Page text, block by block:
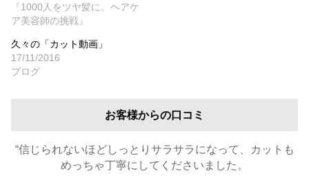
『1000人をツヤ髪に。ヘアケ
ア美容師の挑戦』
久々の「カット動画」
17/11/2016
ブログ
お客様からの口コミ
“信じられないほどしっとりサラサラになって、カットも
めっちゃ丁寧にしてくださいました。